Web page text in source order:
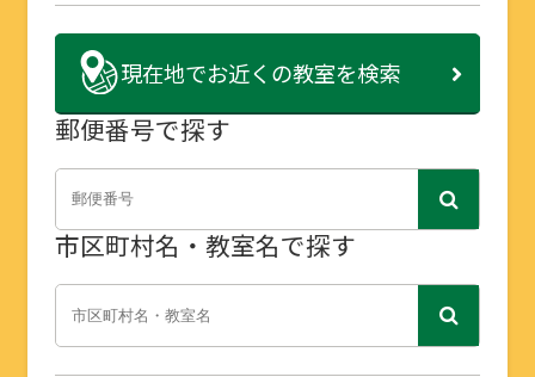
現在地でお近くの教室を検索
郵便番号で探す
市区町村名・教室名で探す